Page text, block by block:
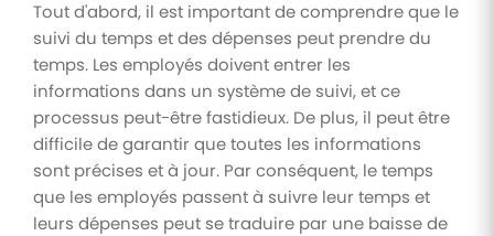
Tout d'abord, il est important de comprendre que le
suivi du temps et des dépenses peut prendre du
temps. Les employés doivent entrer les
informations dans un système de suivi, et ce
processus peut-être fastidieux. De plus, il peut être
difficile de garantir que toutes les informations
sont précises et à jour. Par conséquent, le temps
que les employés passent à suivre leur temps et
leurs dépenses peut se traduire par une baisse de